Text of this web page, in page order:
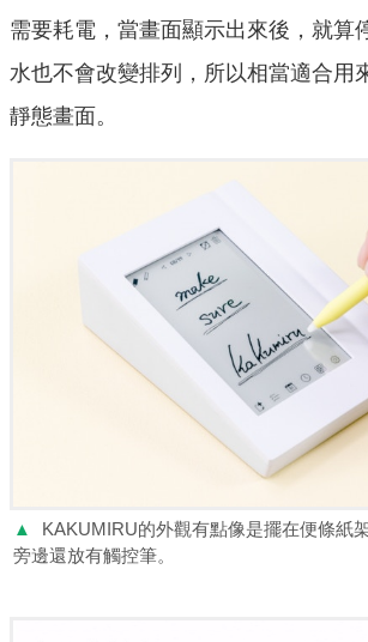
需要耗電，當畫面顯示出來後，就算
水也不會改變排列，所以相當適合用
靜態畫面。
▲
KAKUMIRU的外觀有點像是擺在便條紙
旁邊還放有觸控筆。